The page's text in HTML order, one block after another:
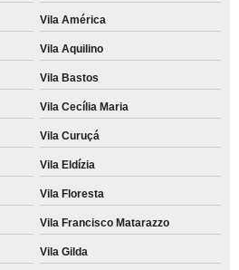
Vila América
Vila Aquilino
Vila Bastos
Vila Cecília Maria
Vila Curuçá
Vila Eldízia
Vila Floresta
Vila Francisco Matarazzo
Vila Gilda